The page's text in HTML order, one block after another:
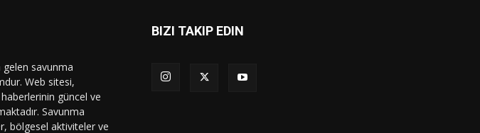
gelen savunma
Web sitesi,
güncel ve
Savunma
bölgesel aktiviteler ve
BIZI TAKIP EDIN